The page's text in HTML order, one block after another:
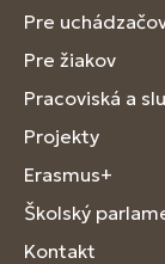
Pre
Pre žiakov
Pracoviská a
Projekty
Erasmus+
Školský
Kontakt